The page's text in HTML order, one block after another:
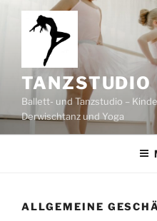
Zum
TANZSTUDIO
Ballett- und Tanzstudio –
Derwischtanz und Yoga
ALLGEMEINE